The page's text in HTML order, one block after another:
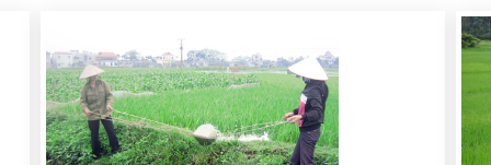
xã ưu tiên đầu tư của tỉnh (trong đó có
11 xã điểm cấp tỉnh).